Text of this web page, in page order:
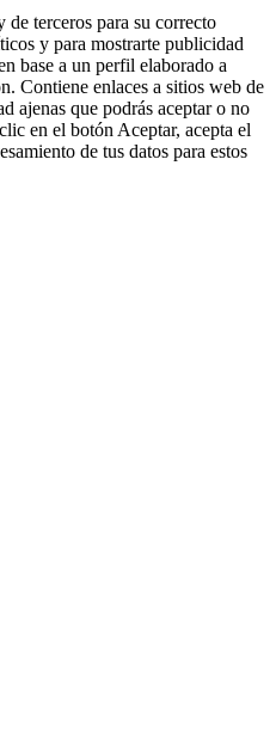
terceros para su correcto
y para mostrarte publicidad
base a un perfil elaborado a
Contiene enlaces a sitios web de
ajenas que podrás aceptar o no
en el botón Aceptar, acepta el
de tus datos para estos